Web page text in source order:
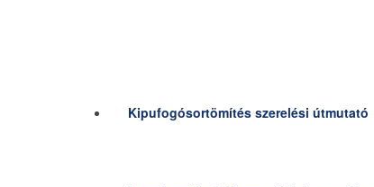
Kipufogósortömítés szerelési útmutató